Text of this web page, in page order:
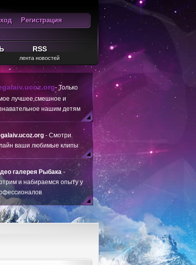
Регистрация
RSS
лента новостей
- Только
лучшее,смешное и
нашим детям
- Смотри
ваши любимые клипы
галерея Рыбака -
и набираемся опыту у